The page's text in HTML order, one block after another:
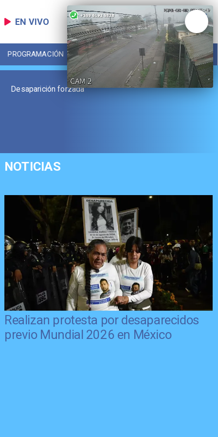
EN VIVO
PROGRAMACIÓN LOCAL DEPORTES
Desaparición forzada
NOTICIAS
Realizan protesta por desaparecidos
previo Mundial 2026 en México